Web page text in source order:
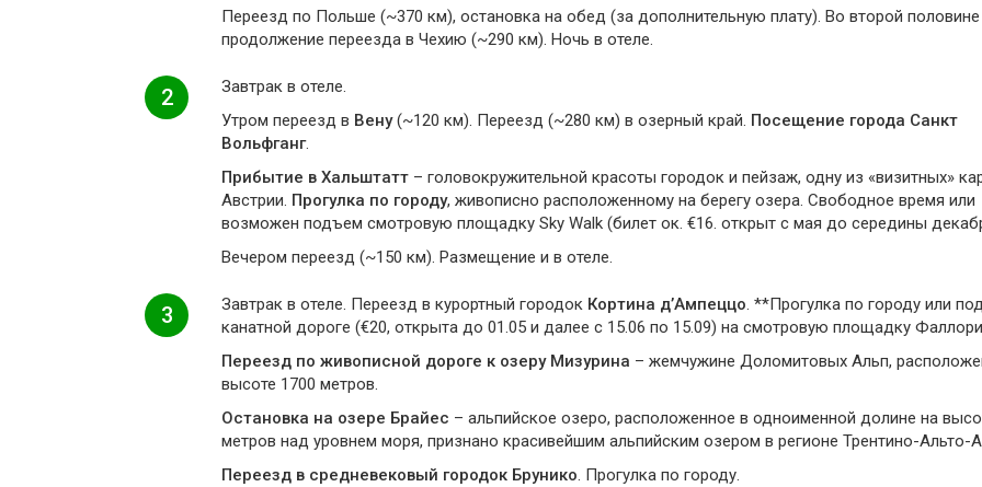
Переезд по Польше (~370 км), остановка на обед (за дополнительную плату). Во второй
продолжение переезда в Чехию (~290 км). Ночь в отеле.
2
Завтрак в отеле.
Утром переезд в Вену(~120 км). Переезд (~280 км) в озерный край. Посещение города Санкт
Вольфганг.
Прибытие в Хальштатт – головокружительной красоты городок и пейзаж, одну из «визитных»
Австрии. Прогулка по городу, живописно расположенному на берегу озера. Свободное время или
возможен подъем смотровую площадку Sky Walk (билет ок. €16. открыт с мая до середины
Вечером переезд (~150 км). Размещение и в отеле.
3 Завтрак в отеле. Переезд в курортный городок Кортина д’Ампеццо. **Прогулка по городу или
канатной дороге (€20, открыта до 01.05 и далее с 15.06 по 15.09) на смотровую площадку
Переезд по живописной дороге к озеру Мизурина – жемчужине Доломитовых Альп,
высоте 1700 метров.
Остановка на озере Брайес – альпийское озеро, расположенное в одноименной долине на
метров над уровнем моря, признано красивейшим альпийским озером в регионе Трентино-Альто-
Переезд в средневековый городок Брунико. Прогулка по городу.